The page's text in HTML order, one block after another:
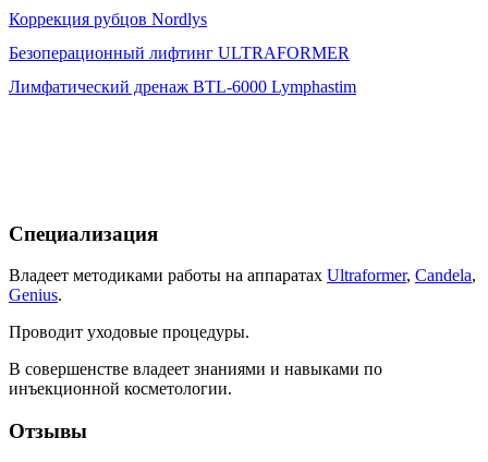
Коррекция рубцов Nordlys
Безоперационный лифтинг ULTRAFORMER
Лимфатический дренаж BTL-6000 Lymphastim
Специализация
Владеет методиками работы на аппаратах Ultraformer, Candela,
Genius.
Проводит уходовые процедуры.
В совершенстве владеет знаниями и навыками по
инъекционной косметологии.
Отзывы